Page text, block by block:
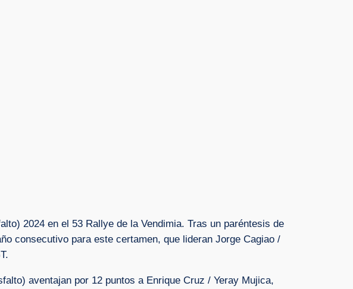
2024 en el 53 Rallye de la Vendimia. Tras un paréntesis de
consecutivo para este certamen, que lideran Jorge Cagiao /
aventajan por 12 puntos a Enrique Cruz / Yeray Mujica,